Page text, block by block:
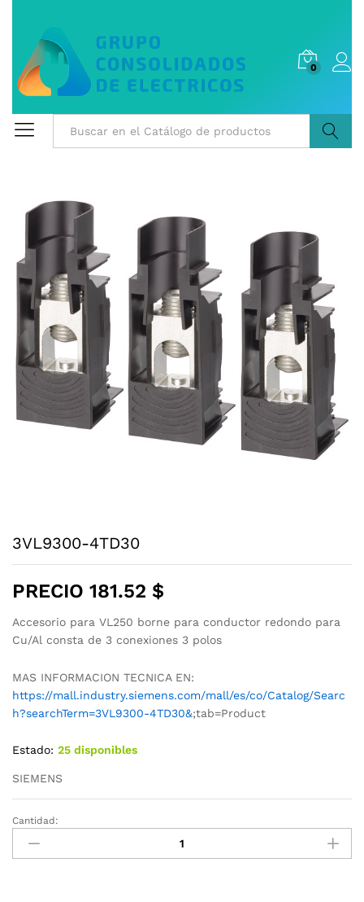
0
3VL9300-4TD30
PRECIO 181.52 $
Accesorio para VL250 borne para conductor redondo para
Cu/Al consta de 3 conexiones 3 polos
MAS INFORMACION TECNICA EN:
https://mall.industry.siemens.com/mall/es/co/Catalog/Searc
h?searchTerm=3VL9300-4TD30&;tab=Product
Estado: 25 disponibles
SIEMENS
3VL9300-
4TD30
cantidad
Cantidad: